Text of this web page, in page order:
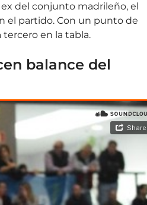
del conjunto madrileño, el
el partido. Con un punto de
en la tabla.
balance del